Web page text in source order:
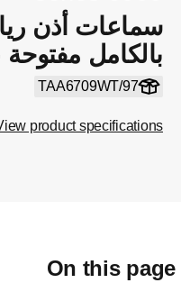
سماعات أذن
بالكامل مفتوحة
TAA6709WT/97
View product specifications
On this